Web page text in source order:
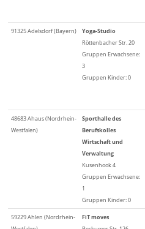
91325 Adelsdorf (Bayern)
Yoga-Studio
Röttenbacher Str. 20
Gruppen Erwachsene:
3
Gruppen Kinder: 0
48683 Ahaus (Nordrhein-
Westfalen)
Sporthalle des
Berufskolles
Wirtschaft und
Verwaltung
Kusenhook 4
Gruppen Erwachsene:
1
Gruppen Kinder: 0
59229 Ahlen (Nordrhein-
FiT moves